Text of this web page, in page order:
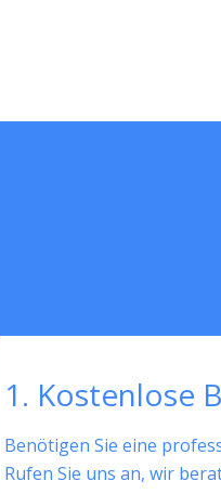
1. Kostenlose
Benötigen Sie eine
Rufen Sie uns an, wir